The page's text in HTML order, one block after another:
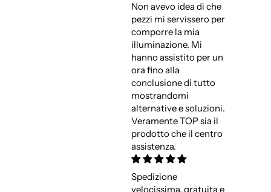
Non avevo idea di che
pezzi mi servissero per
comporre la mia
illuminazione. Mi
hanno assistito per un
ora fino alla
conclusione di tutto
mostrandomi
alternative e soluzioni.
Veramente TOP sia il
prodotto che il centro
assistenza.
Spedizione
velocissima, gratuita e